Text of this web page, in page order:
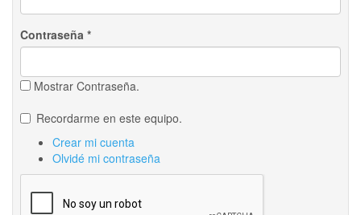
Contraseña *
Mostrar Contraseña.
Recordarme en este equipo.
Crear mi cuenta
Olvidé mi contraseña